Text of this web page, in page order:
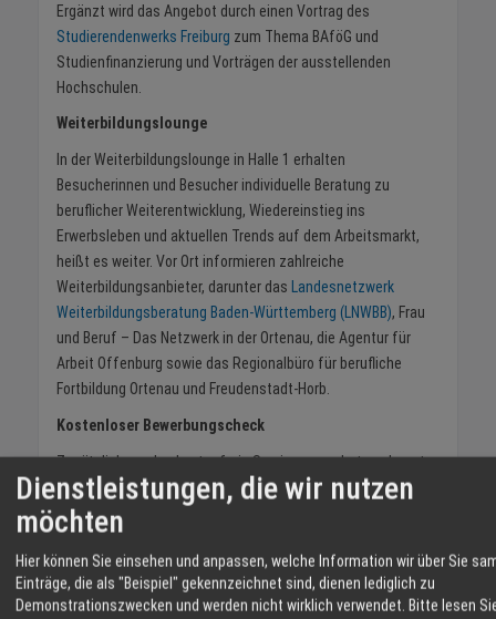
Ergänzt wird das Angebot durch einen Vortrag des
Studierendenwerks Freiburg zum Thema BAföG und
Studienfinanzierung und Vorträgen der ausstellenden
Hochschulen.
Weiterbildungslounge
In der Weiterbildungslounge in Halle 1 erhalten
Besucherinnen und Besucher individuelle Beratung zu
beruflicher Weiterentwicklung, Wiedereinstieg ins
Erwerbsleben und aktuellen Trends auf dem Arbeitsmarkt,
heißt es weiter. Vor Ort informieren zahlreiche
Weiterbildungsanbieter, darunter das
Landesnetzwerk
Weiterbildungsberatung Baden-Württemberg (LNWBB), Frau
und Beruf – Das Netzwerk in der Ortenau, die Agentur für
Arbeit Offenburg sowie das Regionalbüro für berufliche
Fortbildung Ortenau und Freudenstadt-Horb.
Kostenloser Bewerbungscheck
Zusätzlich werden kostenfreie Services angeboten, darunter
ein Bewerbungscheck, Farb- und Stilberatung, Make-up-
Beratung, Haarstyling sowie ein professionelles
Bewerbungsfotoshooting. Wer sich über
Weiterbildungsangebote informieren möchte, erhält
Hinweise zur optimalen Nutzung der Online-Plattformen
„mein NOW“ und „fortbildung-bw.de“.
Dienstleistungen, die wir nutzen
möchten
Hier können Sie einsehen und anpassen, welche Information wir über Sie
Einträge, die als "Beispiel" gekennzeichnet sind, dienen lediglich zu
Demonstrationszwecken und werden nicht wirklich verwendet. Bitte lesen